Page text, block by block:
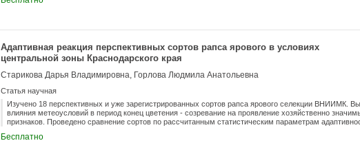
Отражена роль основной, допосевной и послепосевной механической обработки почвы в
значимости для подавления определенных экологических и биологических групп вредных
беспестицидную экологически безопасную технологию возделывания сои.
Адаптивная реакция перспективных сортов рапса ярового в условиях
центральной зоны Краснодарского края
Старикова Дарья Владимировна, Горлова Людмила Анатольевна
Статья научная
Изучено 18 перспективных и уже зарегистрированных сортов рапса ярового селекции ВНИИМК.
влияния метеоусловий в период конец цветения - созревание на проявление хозяйственно
признаков. Проведено сравнение сортов по рассчитанным статистическим параметрам
перспективных линейных сортов, наиболее стабильно проявляющих урожайность в разные годы.
Бесплатно